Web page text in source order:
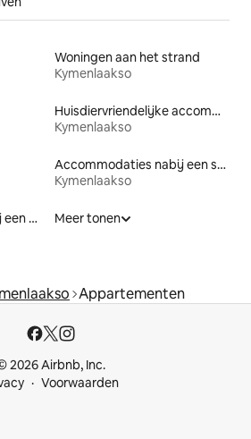
Woningen aan het strand
Kymenlaakso
Huisdiervriendelijke accommodaties
Kymenlaakso
Accommodaties nabij een strand
Kymenlaakso
Accommodaties nabij een meer
Meer tonen
Appartementen
2026 Airbnb, Inc.
Voorwaarden